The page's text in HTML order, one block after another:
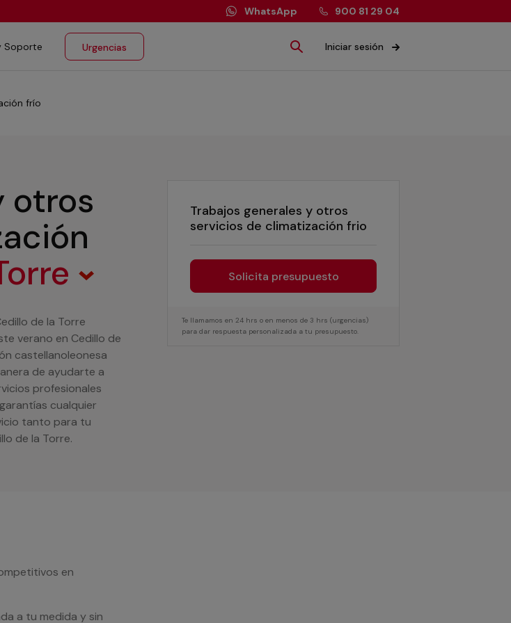
WhatsApp 900 81 29 04
Soporte Urgencias Iniciar sesión
frío
Trabajos generales y otros
servicios de climatización frio
Solicita presupuesto
Te llamamos en 24 hrs o en menos de 3 hrs (urgencias)
para dar respuesta personalizada a tu presupuesto.
otros
de la Torre
verano en Cedillo de
castellanoleonesa
de ayudarte a
profesionales
cualquier
tanto para tu
de la Torre.
en
a tu medida y sin